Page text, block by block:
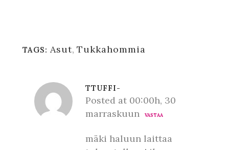
TAGS: Asut, Tukkahommia
TTUFFI-
Posted at 00:00h, 30
marraskuun
VASTAA
mäki haluun laittaa